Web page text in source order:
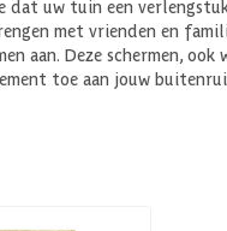
dat uw tuin een
met vrienden en
aan. Deze schermen,
toe aan jouw